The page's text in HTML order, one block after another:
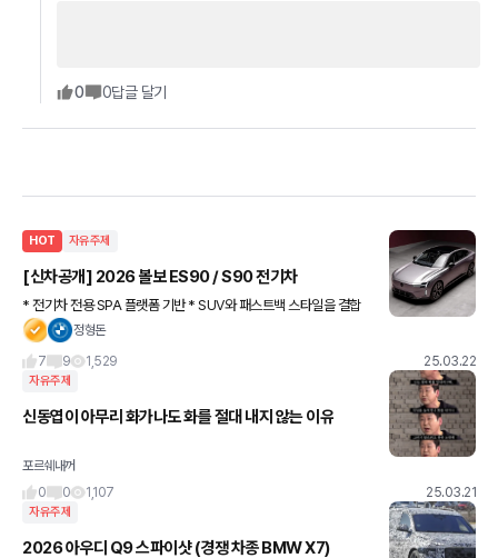
0 0답글 달기
HOT 자유주제
[신차공개] 2026 볼보 ES90 / S90 전기차
* 전기차 전용 SPA 플랫폼 기반 * SUV와 패스트백 스타일을 결합
산 세단 * 800V 고전압 시스템 제공 * 휠베이스 3,100mm, 넓은 실
정형돈
7
9 1,529 25.03.22
자유주제
신동엽이 아무리 화가나도 화를 절대 내지 않는 이유
포르쉐내꺼
0
0 1,107 25.03.21
자유주제
2026 아우디 Q9 스파이샷 (경쟁 차종 BMW X7)